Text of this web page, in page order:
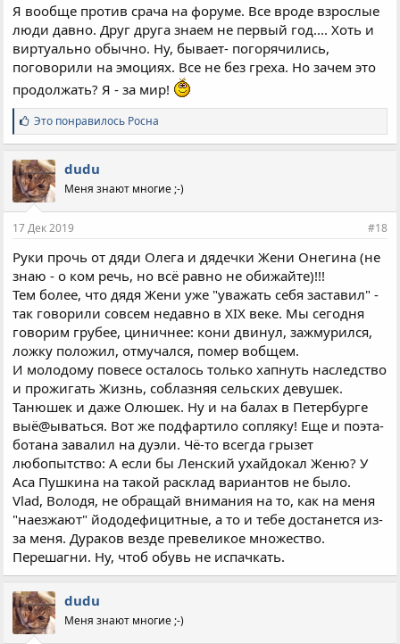
Я вообще против срача на форуме. Все вроде взрослые
люди давно. Друг друга знаем не первый год.... Хоть и
виртуально обычно. Ну, бывает- погорячились,
поговорили на эмоциях. Все не без греха. Но зачем это
продолжать? Я - за мир!
С
и
м
п
а
т
и
:
Это понравилось Росна
dudu
Меня знают многие ;-)
17 Дек 2019 #18
Руки прочь от дяди Олега и дядечки Жени Онегина (не
знаю - о ком речь, но всё равно не обижайте)!!!
Тем более, что дядя Жени уже "уважать себя заставил" -
так говорили совсем недавно в ХIX веке. Мы сегодня
говорим грубее, циничнее: кони двинул, зажмурился,
ложку положил, отмучался, помер вобщем.
И молодому повесе осталось только хапнуть наследство
и прожигать Жизнь, соблазняя сельских девушек.
Танюшек и даже Олюшек. Ну и на балах в Петербурге
выё@ываться. Вот же подфартило сопляку! Еще и поэта-
ботана завалил на дуэли. Чё-то всегда грызет
любопытство: А если бы Ленский ухайдокал Женю? У
Аса Пушкина на такой расклад вариантов не было.
Vlad, Володя, не обращай внимания на то, как на меня
"наезжают" йoдодефицитные, а то и тебе достанется из-
за меня. Дураков везде превеликое множество.
Перешагни. Ну, чтоб обувь не испачкать.
dudu
Меня знают многие ;-)